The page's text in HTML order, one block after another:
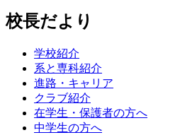
校長だより
学校紹介
系と専科紹介
進路・キャリア
クラブ紹介
在学生・保護者の方へ
中学生の方へ